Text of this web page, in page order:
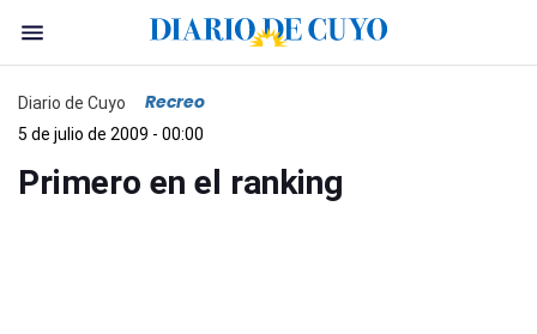
Diario de Cuyo Recreo
5 de julio de 2009 - 00:00
Primero en el ranking